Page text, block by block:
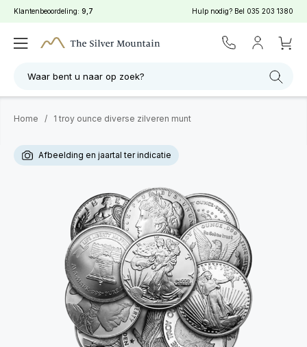
Klantenbeoordeling: 9,7 Hulp nodig? Bel 035 203 1380
Waar bent u naar op zoek?
Home / 1 troy ounce diverse zilveren munt
Afbeelding en jaartal ter indicatie